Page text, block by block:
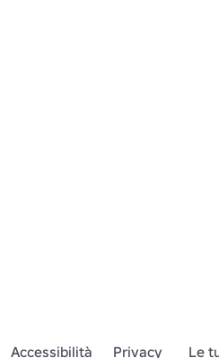
Accessibilità Privacy Le